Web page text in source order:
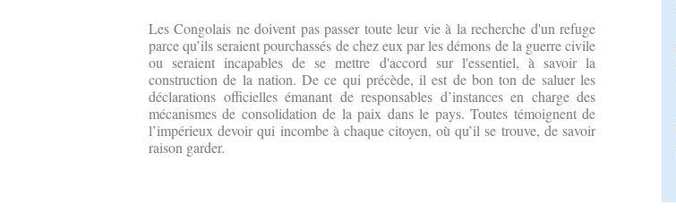
Les Congolais ne doivent pas passer toute leur vie à la recherche d'un refuge
parce qu’ils seraient pourchassés de chez eux par les démons de la guerre civile
ou seraient incapables de se mettre d'accord sur l'essentiel, à savoir la
construction de la nation. De ce qui précède, il est de bon ton de saluer les
déclarations officielles émanant de responsables d’instances en charge des
mécanismes de consolidation de la paix dans le pays. Toutes témoignent de
l’impérieux devoir qui incombe à chaque citoyen, où qu’il se trouve, de savoir
raison garder.